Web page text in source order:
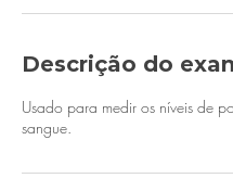
Descrição do
Usado para medir os níveis de
sangue.